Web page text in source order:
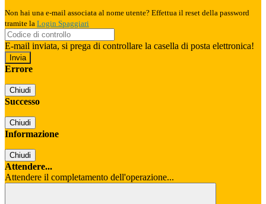
Non hai una e-mail associata al nome utente? Effettua il reset della password
tramite la Login Spaggiari
E-mail inviata, si prega di controllare la casella di posta elettronica!
Errore
Chiudi
Successo
Chiudi
Informazione
Chiudi
Attendere...
Attendere il completamento dell'operazione...